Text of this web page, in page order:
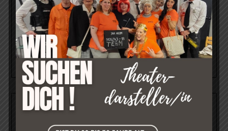
Ein kleines
Ständchen für
unseren lieben
Siggi
Kurzer
Zusammenschnitt
unseres Stück
"Kaviar trifft
Currywurst"
2017
FEEDBACK UNSERER GÄSTE